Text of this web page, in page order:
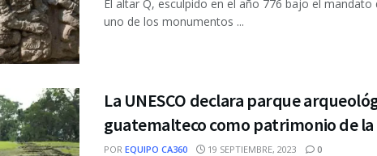
El altar Q, esculpido en el año 776 bajo el mandato
uno de los monumentos ...
La UNESCO declara parque
guatemalteco como patrimonio de
POR EQUIPO CA360 19 SEPTIEMBRE, 2023 0